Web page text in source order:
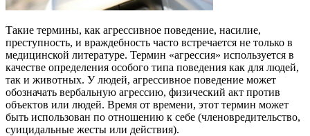
Такие термины, как агрессивное поведение, насилие,
преступность, и враждебность часто встречается не только в
медицинской литературе. Термин «агрессия» используется в
качестве определения особого типа поведения как для людей,
так и животных. У людей, агрессивное поведение может
обозначать вербальную агрессию, физический акт против
объектов или людей. Время от времени, этот термин может
быть использован по отношению к себе (членовредительство,
суицидальные жесты или действия).